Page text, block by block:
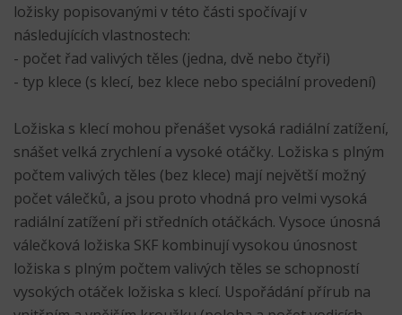
ložisky popisovanými v této části spočívají v
následujících vlastnostech:
- počet řad valivých těles (jedna, dvě nebo čtyři)
- typ klece (s klecí, bez klece nebo speciální provedení)
Ložiska s klecí mohou přenášet vysoká radiální zatížení,
snášet velká zrychlení a vysoké otáčky. Ložiska s plným
počtem valivých těles (bez klece) mají největší možný
počet válečků, a jsou proto vhodná pro velmi vysoká
radiální zatížení při středních otáčkách. Vysoce únosná
válečková ložiska SKF kombinují vysokou únosnost
ložiska s plným počtem valivých těles se schopností
vysokých otáček ložiska s klecí. Uspořádání přírub na